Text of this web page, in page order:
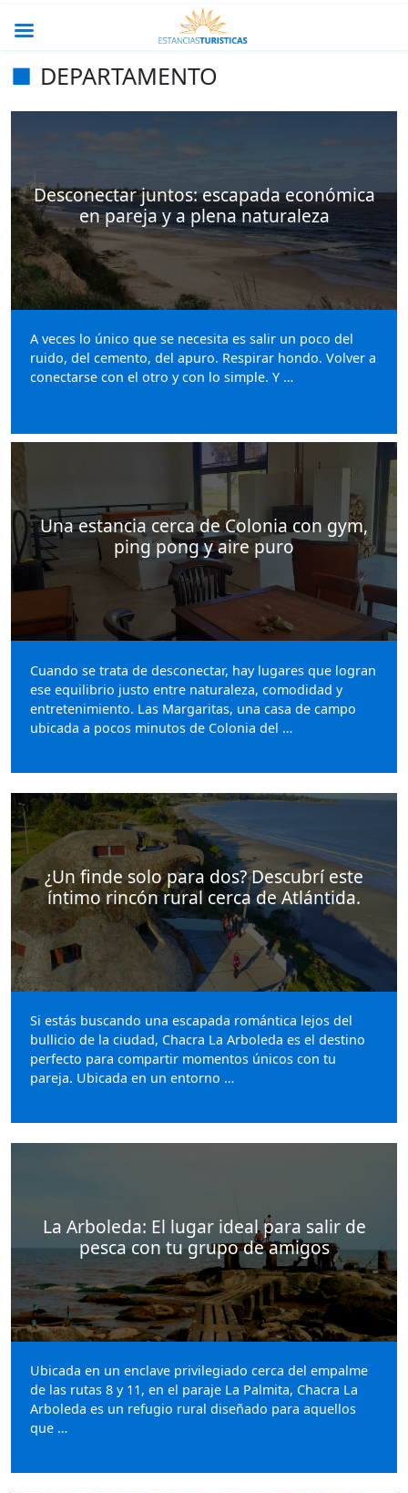
DEPARTAMENTO
Desconectar juntos: escapada económica
en pareja y a plena naturaleza
A veces lo único que se necesita es salir un poco del
ruido, del cemento, del apuro. Respirar hondo. Volver a
conectarse con el otro y con lo simple. Y …
Una estancia cerca de Colonia con gym,
ping pong y aire puro
Cuando se trata de desconectar, hay lugares que logran
ese equilibrio justo entre naturaleza, comodidad y
entretenimiento. Las Margaritas, una casa de campo
ubicada a pocos minutos de Colonia del …
¿Un finde solo para dos? Descubrí este
íntimo rincón rural cerca de Atlántida.
Si estás buscando una escapada romántica lejos del
bullicio de la ciudad, Chacra La Arboleda es el destino
perfecto para compartir momentos únicos con tu
pareja. Ubicada en un entorno …
La Arboleda: El lugar ideal para salir de
pesca con tu grupo de amigos
Ubicada en un enclave privilegiado cerca del empalme
de las rutas 8 y 11, en el paraje La Palmita, Chacra La
Arboleda es un refugio rural diseñado para aquellos
que …